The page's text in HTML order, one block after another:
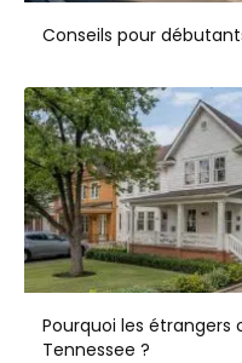
Conseils pour
Pourquoi les étrangers
Tennessee ?